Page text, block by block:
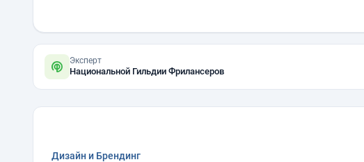
Эксперт
Национальной Гильдии Фрилансеров
Дизайн и Брендинг